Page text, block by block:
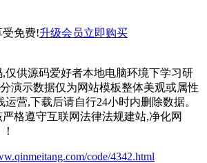
受免费!升级会员立即购买
仅供源码爱好者本地电脑环境下学习研
演示数据仅为网站模板整体美观或属性
营,下载后请自行24小时内删除数据。
格遵守互联网法律法规建站,净化网
code/4342.html